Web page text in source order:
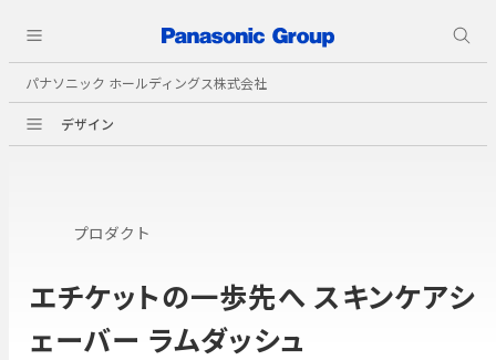
パナソニック ホールディングス株式会社
デザイン
プロダクト
エチケットの一歩先へ スキンケアシ
ェーバー ラムダッシュ